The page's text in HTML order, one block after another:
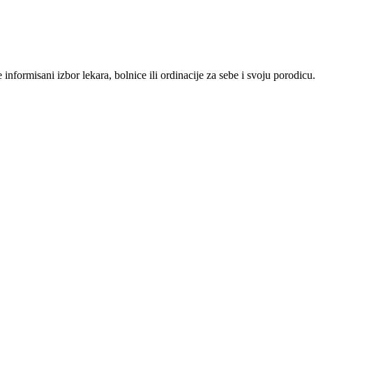
izbor lekara, bolnice ili ordinacije za sebe i svoju porodicu.